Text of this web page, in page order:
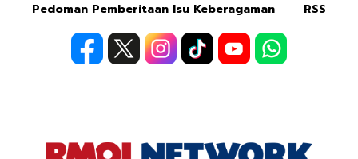
Pedoman Pemberitaan Isu Keberagaman
RSS